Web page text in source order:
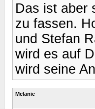
Das ist aber
zu fassen.
und Stefan
wird es auf
wird seine
Melanie